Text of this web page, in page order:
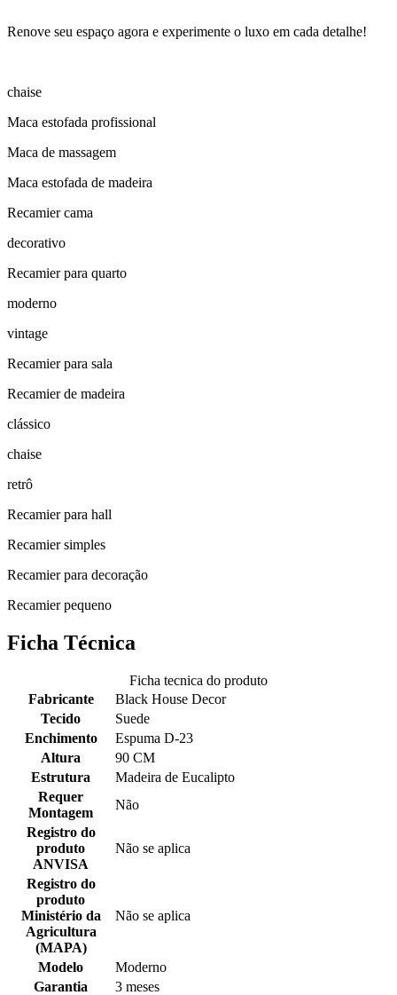
Renove seu espaço agora e experimente o luxo em cada detalhe!
chaise
Maca estofada profissional
Maca de massagem
Maca estofada de madeira
Recamier cama
decorativo
Recamier para quarto
moderno
vintage
Recamier para sala
Recamier de madeira
clássico
chaise
retrô
Recamier para hall
Recamier simples
Recamier para decoração
Recamier pequeno
Ficha Técnica
Ficha tecnica do produto
Fabricante
Black House Decor
Tecido
Suede
Enchimento
Espuma D-23
Altura
90 CM
Estrutura
Madeira de Eucalipto
Requer
Montagem
Não
Registro do
produto
ANVISA
Não se aplica
Registro do
produto
Ministério da
Agricultura
(MAPA)
Não se aplica
Modelo
Moderno
Garantia
3 meses